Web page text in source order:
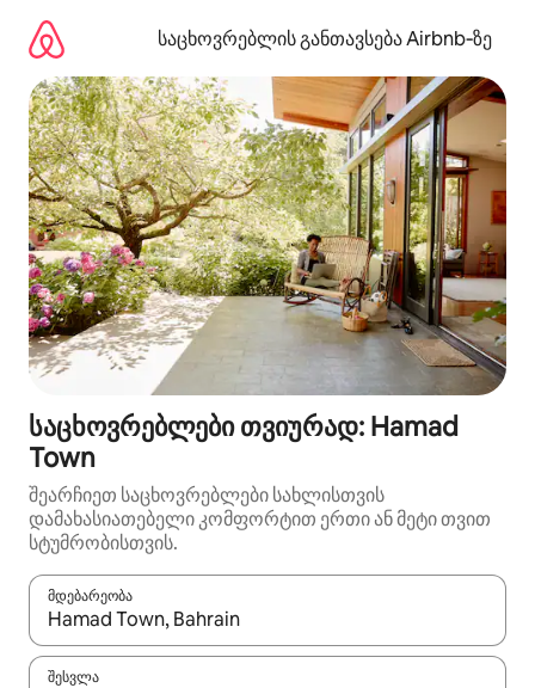
გადასვლა
საცხოვრებლის განთავსება Airbnb‑ზე
საცხოვრებლები თვიურად: Hamad
Town
შეარჩიეთ საცხოვრებლები სახლისთვის
დამახასიათებელი კომფორტით ერთი ან მეტი თვით
სტუმრობისთვის.
მდებარეობა
როცა შედეგები ხელმისაწვდომი გახდება, ნავიგაციისთვის
შესვლა